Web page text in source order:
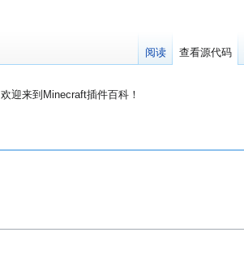
欢迎来到Minecraft插件百科！
阅读 查看源代码